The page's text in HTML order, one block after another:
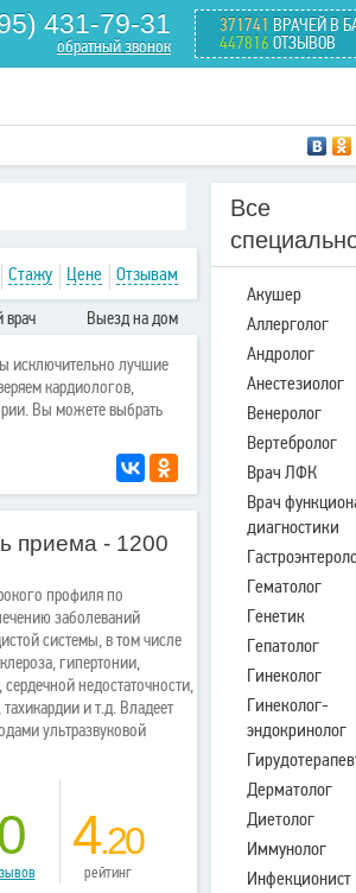
431-79-31
обратный звонок
371741 ВРАЧЕЙ В
447816 ОТЗЫВОВ
Стажу Цене Отзывам
врач Выезд на дом
исключительно лучшие
кардиологов,
Вы можете выбрать
приема - 1200
профиля по
заболеваний
системы, в том числе
гипертонии,
недостаточности,
и т.д. Владеет
ультразвуковой
4.20
рейтинг
Все
Акушер
Аллерголог
Андролог
Анестезиолог
Венеролог
Вертебролог
Врач ЛФК
Врач
диагностики
Гематолог
Генетик
Гепатолог
Гинеколог
Гинеколог-
эндокринолог
Дерматолог
Диетолог
Иммунолог
Инфекционист